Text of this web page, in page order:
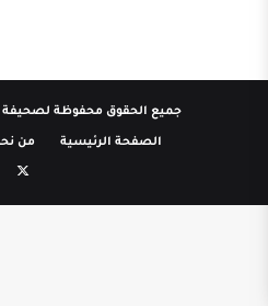
جميع الحقوق محفوظة لصحيفة
الصفحة الرئيسية من